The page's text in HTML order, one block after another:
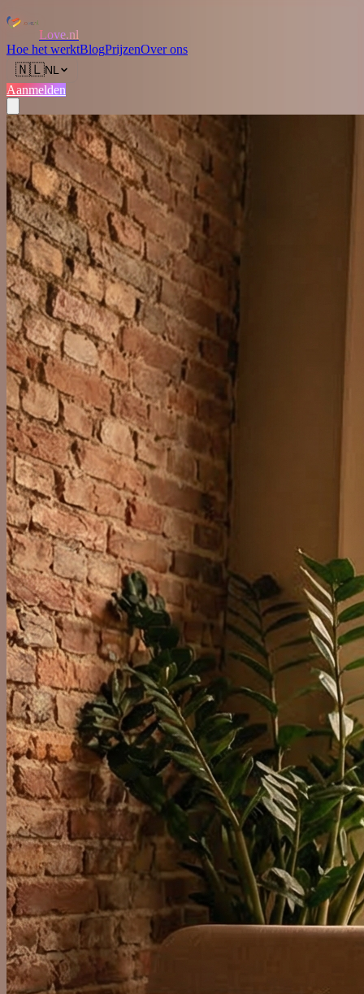
Love.nl
Hoe het werktBlogPrijzenOver ons
🇳🇱NL
Aanmelden